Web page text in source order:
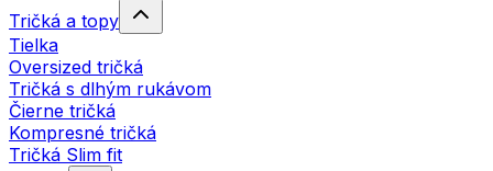
Tričká a topy
Tielka
Oversized tričká
Tričká s dlhým rukávom
Čierne tričká
Kompresné tričká
Tričká Slim fit